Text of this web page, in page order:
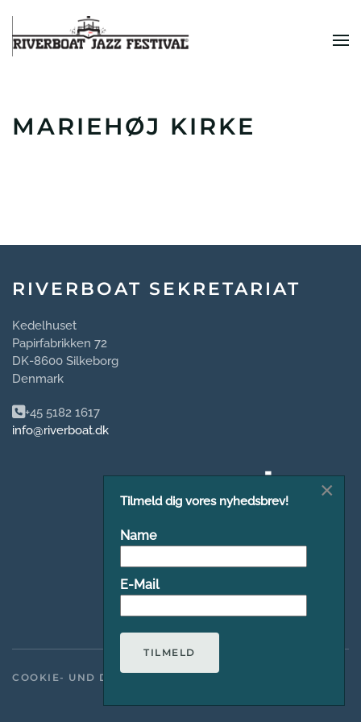
Zum Hauptinhalt springen
MARIEHØJ KIRKE
RIVERBOAT SEKRETARIAT
Kedelhuset
Papirfabrikken 72
DK-8600 Silkeborg
Denmark
+45 5182 1617
info@riverboat.dk
COOKIE- UND DATENSCHUTZRICHTLINIE
×
Tilmeld dig vores nyhedsbrev!
Name
E-Mail
TILMELD